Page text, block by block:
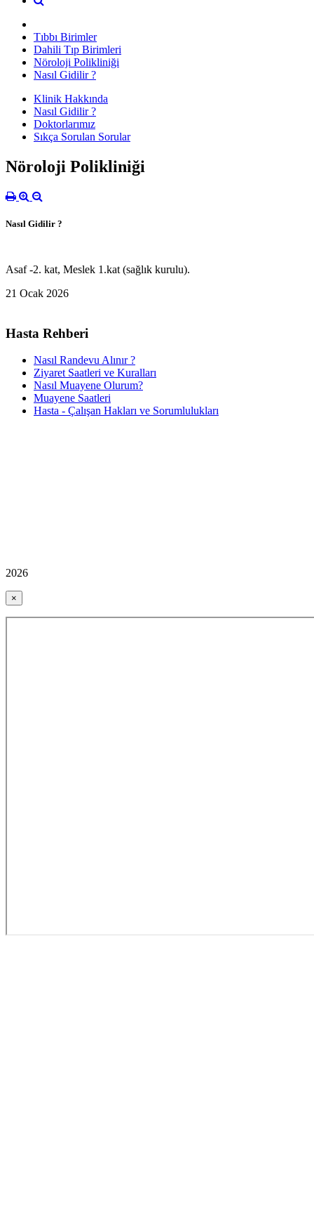
Tıbbı Birimler
Dahili Tıp Birimleri
Nöroloji Polikliniği
Nasıl Gidilir ?
Klinik Hakkında
Nasıl Gidilir ?
Doktorlarımız
Sıkça Sorulan Sorular
Nöroloji Polikliniği
Nasıl Gidilir ?
Asaf -2. kat, Meslek 1.kat (sağlık kurulu).
21 Ocak 2026
Hasta Rehberi
Nasıl Randevu Alınır ?
Ziyaret Saatleri ve Kuralları
Nasıl Muayene Olurum?
Muayene Saatleri
Hasta - Çalışan Hakları ve Sorumlulukları
2026
×